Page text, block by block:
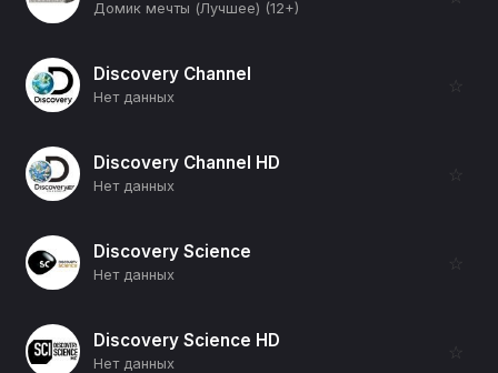
Домик мечты (Лучшее) (12+)
Discovery Channel
Нет данных
☆
Discovery Channel HD
Нет данных
☆
Discovery Science
Нет данных
☆
Discovery Science HD
Нет данных
☆